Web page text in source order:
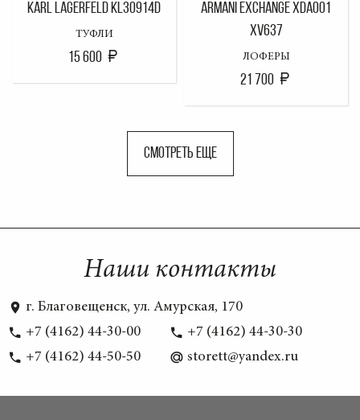
KARL LAGERFELD KL30914D
ТУФЛИ
15 600
ARMANI EXCHANGE XDA001
XV637
ЛОФЕРЫ
21 700
СМОТРЕТЬ ЕЩЕ
Наши контакты
г. Благовещенск, ул. Амурская, 170
+7 (4162) 44-30-00
+7 (4162) 44-30-30
+7 (4162) 44-50-50
storett@yandex.ru